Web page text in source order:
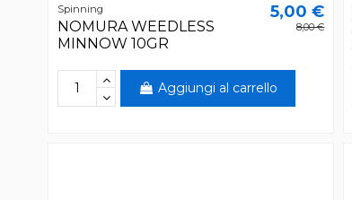
Spinning
NOMURA WEEDLESS
MINNOW 10GR
5,00 €
8,00 €
Aggiungi al carrello